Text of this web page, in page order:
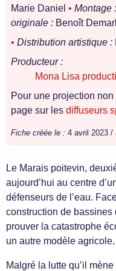
Marie Daniel • Montage :
originale : Benoît
• Distribution artistique :
Producteur :
Mona Lisa
Pour une projection
page sur les diffuseurs
Fiche créée le : 4 avril 2023 /
Le Marais poitevin,
aujourd’hui au centre
défenseurs de l’eau.
construction de bassines
prouver la catastrophe
un autre modèle agricole.
Malgré la lutte qu’il